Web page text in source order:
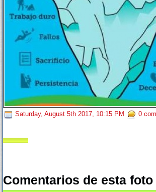
Saturday, August 5th 2017, 10:15 PM 0
Comentarios de esta foto